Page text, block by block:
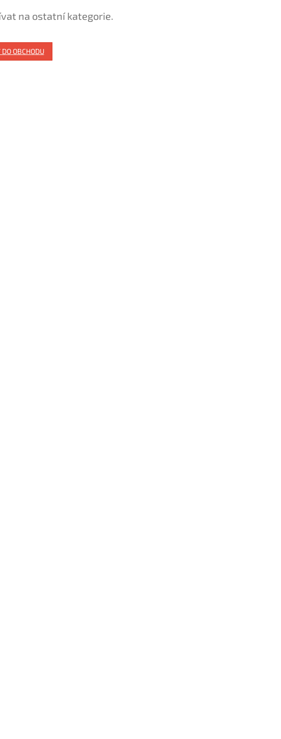
na ostatní kategorie.
OBCHODU